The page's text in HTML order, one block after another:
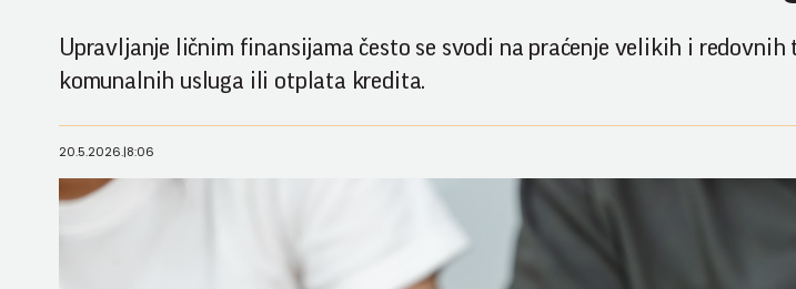
Upravljanje ličnim finansijama često se svodi na praćenje velikih i
komunalnih usluga ili otplata kredita.
20.5.2026.|8:06